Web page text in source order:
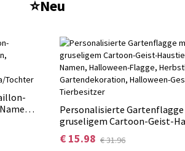
⭐Neu
Personalisierte
gruseligem Cartoon-Geist-
und Namen, Halloween-
Herbstliche
€ 15.98 € 31.96